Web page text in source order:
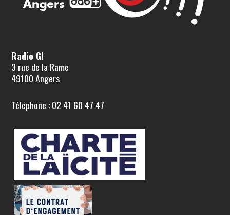
Radio G!
3 rue de la Rame
49100 Angers
Téléphone : 02 41 60 47 47